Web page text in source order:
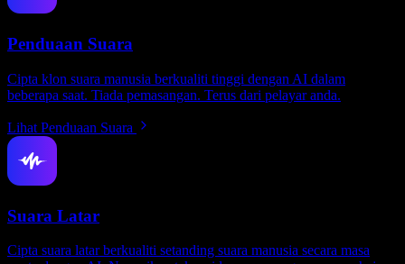
Penduaan Suara
Cipta klon suara manusia berkualiti tinggi dengan AI dalam
beberapa saat. Tiada pemasangan. Terus dari pelayar anda.
Lihat Penduaan Suara
Suara Latar
Cipta suara latar berkualiti setanding suara manusia secara masa